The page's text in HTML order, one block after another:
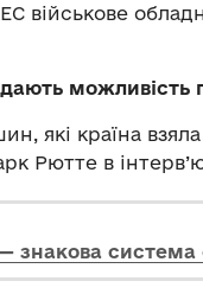
військове
можливість
які країна
Рютте в
знакова система